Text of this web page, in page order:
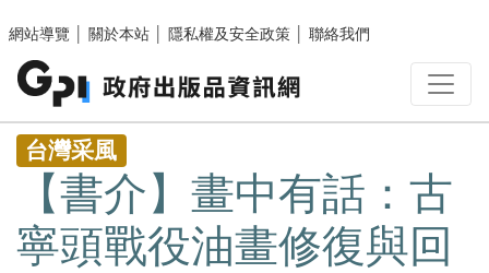
網站導覽
關於本站 隱私權及安全政策 聯絡我們
:::
台灣采風
【書介】畫中有話：古
寧頭戰役油畫修復與回